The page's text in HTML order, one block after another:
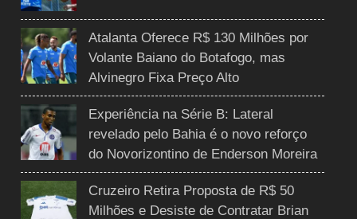
Atalanta Oferece R$ 130 Milhões por
Volante Baiano do Botafogo, mas
Alvinegro Fixa Preço Alto
Experiência na Série B: Lateral
revelado pelo Bahia é o novo reforço
do Novorizontino de Enderson Moreira
Cruzeiro Retira Proposta de R$ 50
Milhões e Desiste de Contratar Brian